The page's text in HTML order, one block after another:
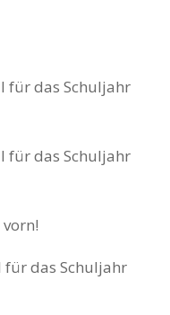
für das Schuljahr
für das Schuljahr
das Schuljahr